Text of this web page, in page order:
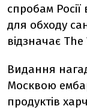
спробам Росії
для обходу
відзначає
Видання
Москвою
продуктів